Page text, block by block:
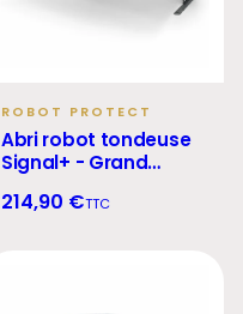
ROBOT PROTECT
Abri robot tondeuse
Signal+ - Grand
filaire
214,90 €TTC